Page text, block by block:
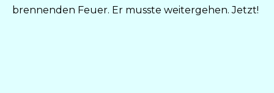
brennenden Feuer. Er musste weitergehen. Jetzt!